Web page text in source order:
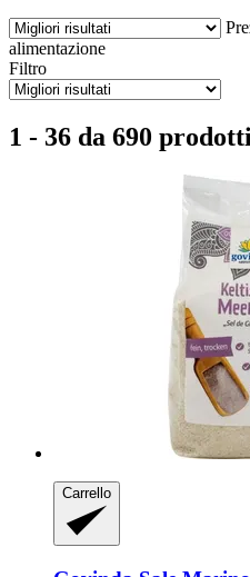
alimentazione
Filtro
1 - 36 da 690 prodotti
Carrello